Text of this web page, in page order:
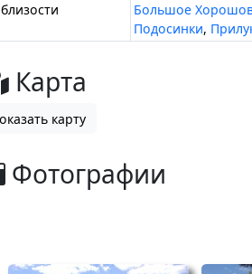
Большое
Подосинки,
Карта
карту
Фотографии